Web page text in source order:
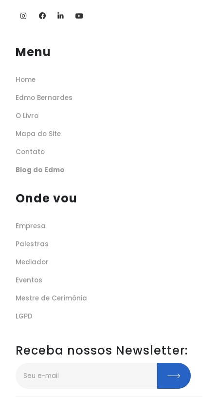
Menu
Home
Edmo Bernardes
O Livro
Mapa do Site
Contato
Blog do Edmo
Onde vou
Empresa
Palestras
Mediador
Eventos
Mestre de Cerimônia
LGPD
Receba nossos Newsletter: